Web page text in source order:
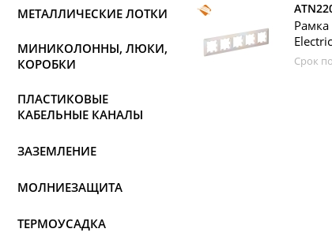
МЕТАЛЛИЧЕСКИЕ ЛОТКИ
МИНИКОЛОННЫ, ЛЮКИ,
КОРОБКИ
ПЛАСТИКОВЫЕ
КАБЕЛЬНЫЕ КАНАЛЫ
ЗАЗЕМЛЕНИЕ
МОЛНИЕЗАЩИТА
ТЕРМОУСАДКА
Electric
Срок